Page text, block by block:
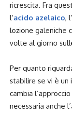
ricrescita. Fra
l’acido azelaico,
lozione galeniche
volte al giorno
Per quanto
stabilire se vi è un
cambia
necessaria anche